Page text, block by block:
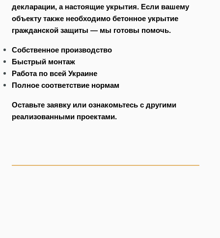
декларации, а настоящие укрытия. Если вашему
объекту также необходимо бетонное укрытие
гражданской защиты — мы готовы помочь.
Собственное производство
Быстрый монтаж
Работа по всей Украине
Полное соответствие нормам
Оставьте заявку или ознакомьтесь с другими
реализованными проектами.